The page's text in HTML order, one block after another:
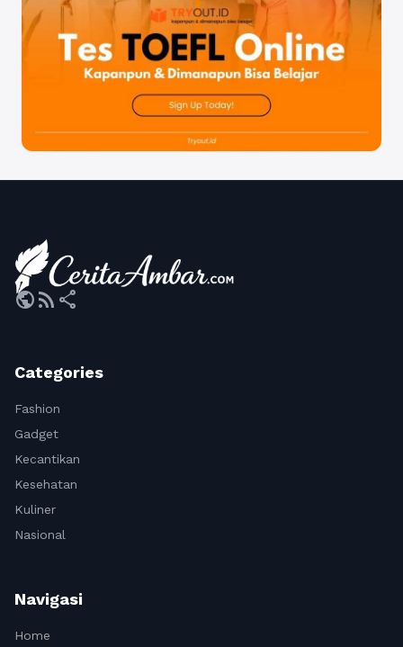
publicrss_feed share
Categories
Fashion
Gadget
Kecantikan
Kesehatan
Kuliner
Nasional
Navigasi
Home